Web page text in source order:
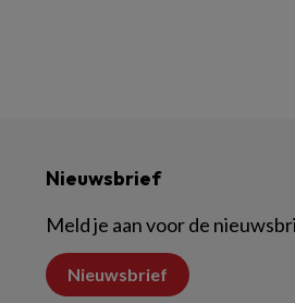
Nieuwsbrief
Meld je aan voor de
Nieuwsbrief